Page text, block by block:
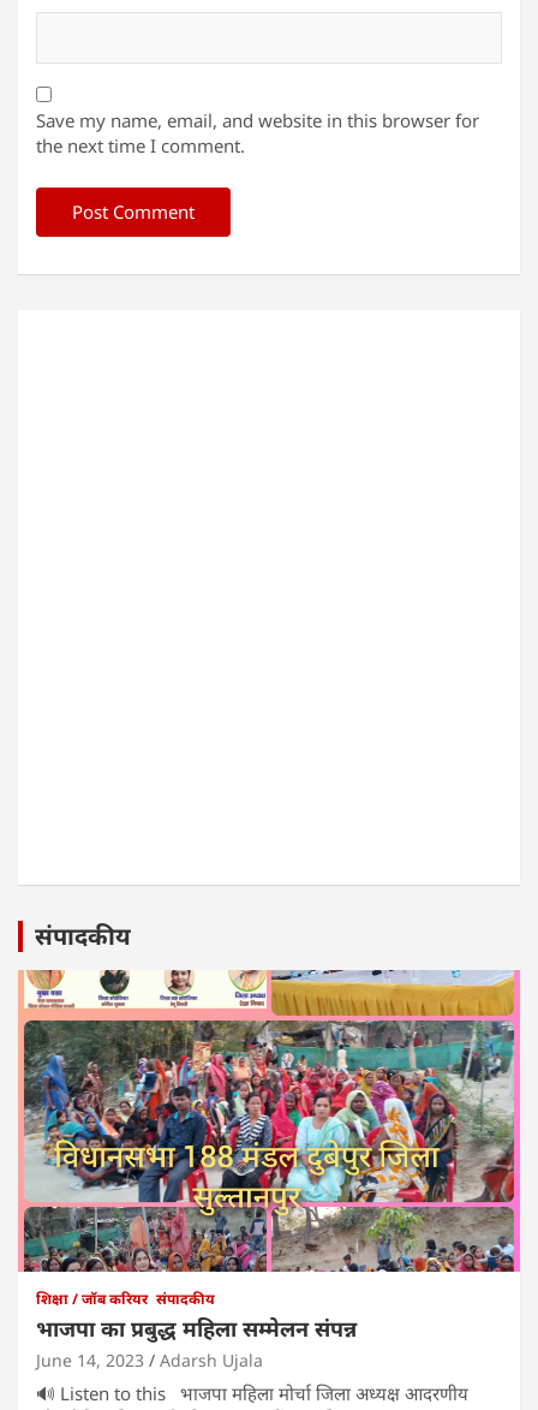
Save my name, email, and website in this browser for
the next time I comment.
संपादकीय
शिक्षा / जॉब करियर संपादकीय
भाजपा का प्रबुद्ध महिला सम्मेलन संपन्न
June 14, 2023 Adarsh Ujala
🔊 Listen to this भाजपा महिला मोर्चा जिला अध्यक्ष आदरणीय